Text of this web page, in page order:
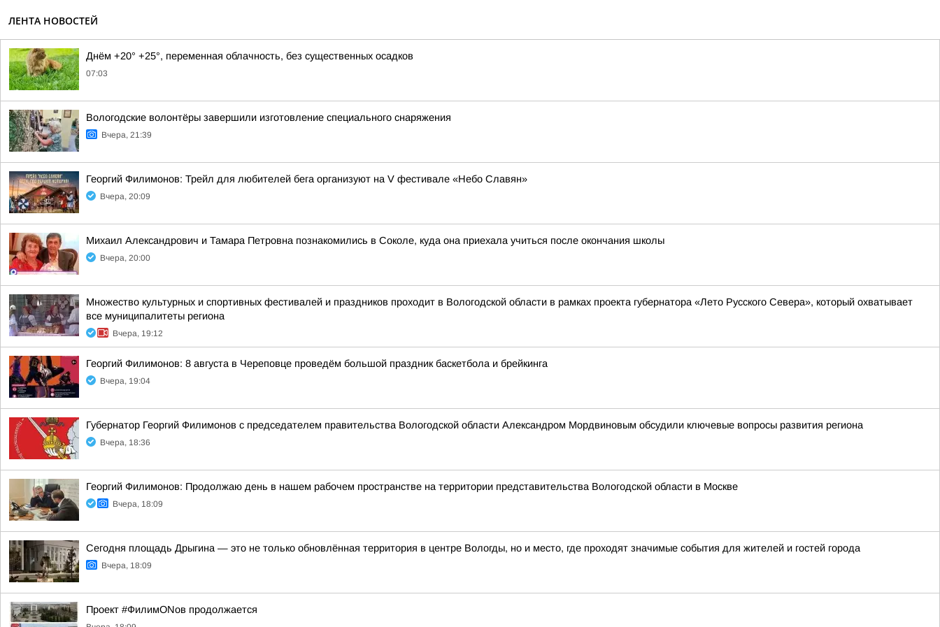
ЛЕНТА НОВОСТЕЙ
Днём +20° +25°, переменная облачность, без существенных осадков
07:03
Вологодские волонтёры завершили изготовление специального снаряжения
Вчера, 21:39
Георгий Филимонов: Трейл для любителей бега организуют на V фестивале «Небо Славян»
Вчера, 20:09
Михаил Александрович и Тамара Петровна познакомились в Соколе, куда она приехала учиться после окончания школы
Вчера, 20:00
Множество культурных и спортивных фестивалей и праздников проходит в Вологодской области в рамках проекта губернатора «Лето Русского Севера», который охватывает
все муниципалитеты региона
Вчера, 19:12
Георгий Филимонов: 8 августа в Череповце проведём большой праздник баскетбола и брейкинга
Вчера, 19:04
Губернатор Георгий Филимонов с председателем правительства Вологодской области Александром Мордвиновым обсудили ключевые вопросы развития региона
Вчера, 18:36
Георгий Филимонов: Продолжаю день в нашем рабочем пространстве на территории представительства Вологодской области в Москве
Вчера, 18:09
Сегодня площадь Дрыгина — это не только обновлённая территория в центре Вологды, но и место, где проходят значимые события для жителей и гостей города
Вчера, 18:09
Проект #ФилимONов продолжается